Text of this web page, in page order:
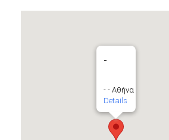
-
- - Αθήνα
Details